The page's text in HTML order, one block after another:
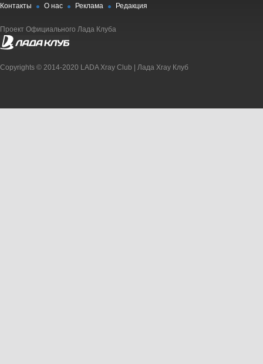
Контакты О нас Реклама Редакция
Проект Официального Лада Клуба
Copyrights © 2014-2020 LADA Xray Club | Лада Xray Клуб